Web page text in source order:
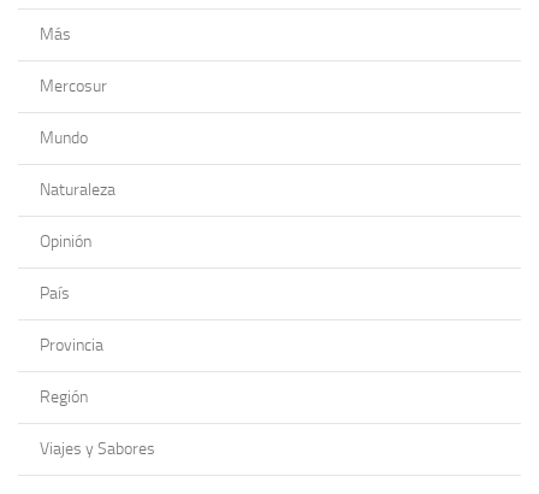
Más
Mercosur
Mundo
Naturaleza
Opinión
País
Provincia
Región
Viajes y Sabores